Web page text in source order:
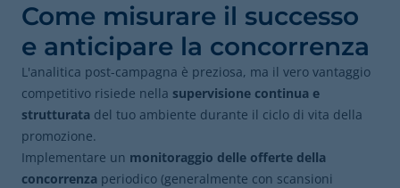
Come misurare il successo
e anticipare la concorrenza
L'analitica post-campagna è preziosa, ma il vero vantaggio
competitivo risiede nella supervisione continua e
strutturata del tuo ambiente durante il ciclo di vita della
promozione.
Implementare un monitoraggio delle offerte della
concorrenza periodico (generalmente con scansioni